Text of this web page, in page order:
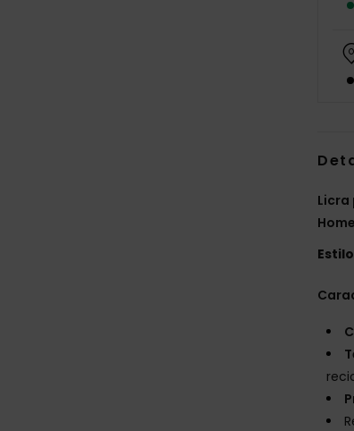
Licra
Estilo